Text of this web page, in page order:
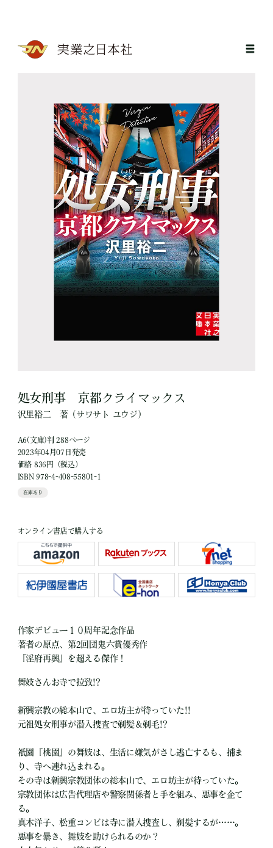
処女刑事 京都クライマックス
沢里裕二 著（サワサト ユウジ）
A6(文庫)判 288ページ
2023年04月07日発売
価格 836円（税込）
ISBN 978-4-408-55801-1
在庫あり
オンライン書店で購入する
作家デビュー１０周年記念作品
著者の原点、第2回団鬼六賞優秀作
『淫府再興』を超える傑作！
舞妓さんお寺で拉致!?
新興宗教の総本山で、エロ坊主が待っていた!!
元祖処女刑事が潜入捜査で剃髪＆剃毛!?
祇園『桃園』の舞妓は、生活に嫌気がさし逃亡するも、捕ま
り、寺へ連れ込まれる。
その寺は新興宗教団体の総本山で、エロ坊主が待っていた。
宗教団体は広告代理店や警察関係者と手を組み、悪事を企て
る。
真木洋子、松重コンビは寺に潜入捜査し、剃髪するが……。
悪事を暴き、舞妓を助けられるのか？